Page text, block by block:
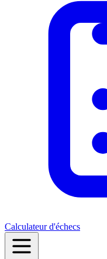
Calculateur d'échecs